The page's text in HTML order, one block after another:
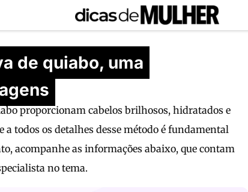
de quiabo, uma
proporcionam cabelos brilhosos, hidratados e
todos os detalhes desse método é fundamental
acompanhe as informações abaixo, que contam
no tema.